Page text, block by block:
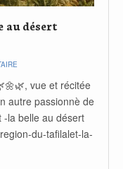
au désert
vue et récitée
autre passionnè de
-la belle au désert
du-tafilalet-la-